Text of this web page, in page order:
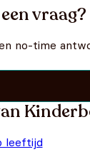
vraag?
no-time
leeftijd